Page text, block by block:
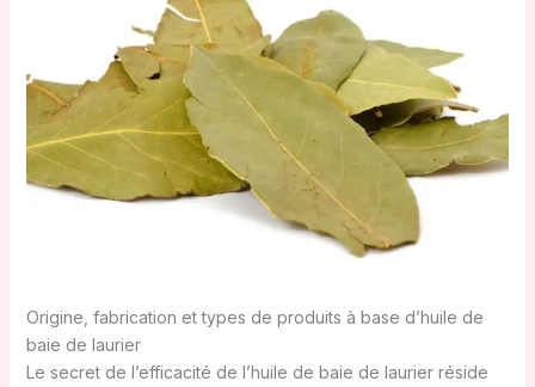
Origine, fabrication et types de produits à base d’huile de
baie de laurier
Le secret de l’efficacité de l’huile de baie de laurier réside